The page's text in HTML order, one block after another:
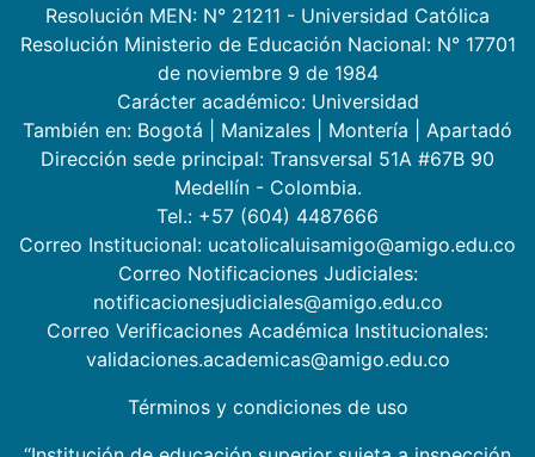
Resolución MEN: N° 21211 - Universidad Católica
Resolución Ministerio de Educación Nacional: N° 17701
de noviembre 9 de 1984
Carácter académico: Universidad
También en: Bogotá Manizales Montería
Apartadó
Dirección sede principal: Transversal 51A #67B 90
Medellín - Colombia.
Tel.: +57 (604) 4487666
Correo Institucional: ucatolicaluisamigo@amigo.edu.co
Correo Notificaciones Judiciales:
notificacionesjudiciales@amigo.edu.co
Correo Verificaciones Académica Institucionales:
validaciones.academicas@amigo.edu.co
Términos y condiciones de uso